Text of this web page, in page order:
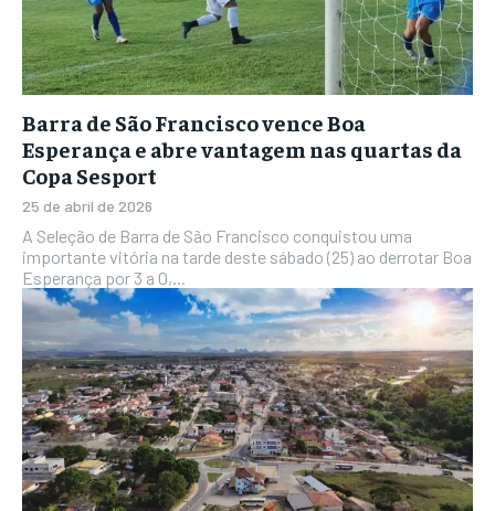
Barra de São Francisco vence Boa
Esperança e abre vantagem nas quartas da
Copa Sesport
25 de abril de 2026
A Seleção de Barra de São Francisco conquistou uma
importante vitória na tarde deste sábado (25) ao derrotar Boa
Esperança por 3 a 0,...